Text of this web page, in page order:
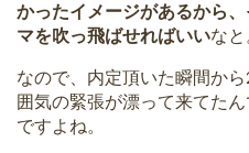
かったイメージがあるから
マを吹っ飛ばせればいいなと
なので、内定頂いた瞬間か
囲気の緊張が漂って来てた
ですよね。